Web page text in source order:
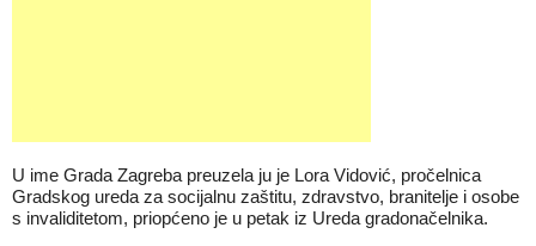
U ime Grada Zagreba preuzela ju je Lora Vidović, pročelnica
Gradskog ureda za socijalnu zaštitu, zdravstvo, branitelje i osobe
s invaliditetom, priopćeno je u petak iz Ureda gradonačelnika.